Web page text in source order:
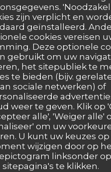
zijn verplicht en
geïnstalleerd.
cookies vereisen
Deze optionele
gebruikt om uw
het sitepubliek te
te bieden (bijv.
sociale netwerken) of
weer te geven. Klik op
alle', 'Weiger alle'
om uw
U kunt uw keuzes
wijzigen door op
linksonder
sitepagina's te klikken.
2
5/5 KEUKEN: 4/5 KWALITEIT
3